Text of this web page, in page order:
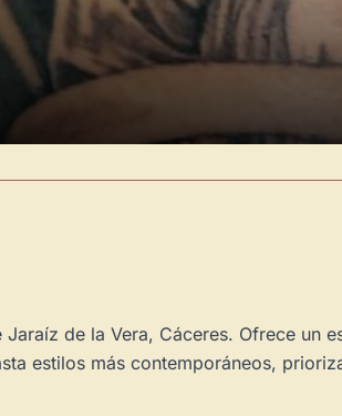
de la Vera, Cáceres. Ofrece un
estilos más contemporáneos,